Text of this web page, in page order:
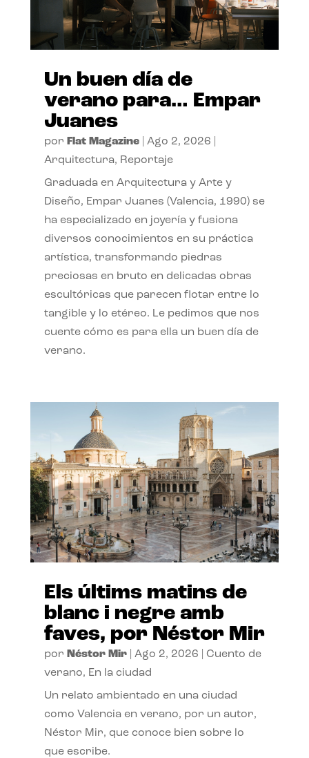
Un buen día de
verano para… Empar
Juanes
por Flat Magazine| Ago 2, 2026
Arquitectura, Reportaje
Graduada en Arquitectura y Arte y
Diseño, Empar Juanes (Valencia, 1990) se
ha especializado en joyería y fusiona
diversos conocimientos en su práctica
artística, transformando piedras
preciosas en bruto en delicadas obras
escultóricas que parecen flotar entre lo
tangible y lo etéreo. Le pedimos que nos
cuente cómo es para ella un buen día de
verano.
Els últims matins de
blanc i negre amb
faves, por Néstor Mir
por Néstor Mir| Ago 2, 2026
Cuento de
verano, En la ciudad
Un relato ambientado en una ciudad
como Valencia en verano, por un autor,
Néstor Mir, que conoce bien sobre lo
que escribe.